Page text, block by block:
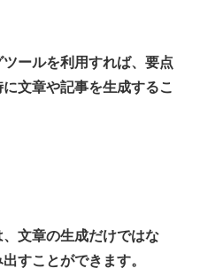
ールを利用すれば、要点
文章や記事を生成するこ
文章の生成だけではな
すことができます。